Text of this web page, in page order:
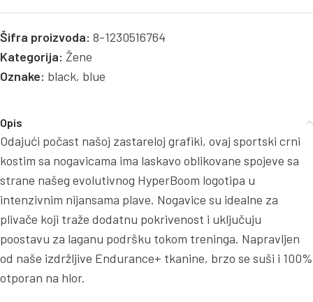
Šifra proizvoda: 8-1230516764
Kategorija: Žene
Oznake: black, blue
Opis
Odajući počast našoj zastareloj grafiki, ovaj sportski crni
kostim sa nogavicama ima laskavo oblikovane spojeve sa
strane našeg evolutivnog HyperBoom ​​logotipa u
intenzivnim nijansama plave. Nogavice su idealne za
plivače koji traže dodatnu pokrivenost i uključuju
poostavu za laganu podršku tokom treninga. Napravljen
od naše izdržljive Endurance+ tkanine, brzo se suši i 100%
otporan na hlor.